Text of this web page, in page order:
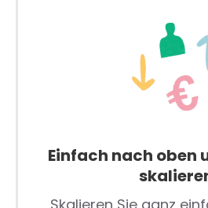
Einfach nach oben